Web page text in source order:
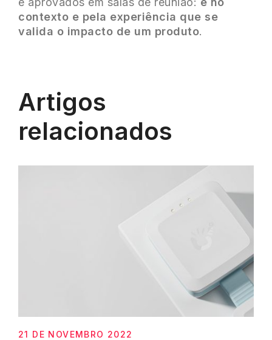
contexto e pela experiência que se
valida o impacto de um produto.
Artigos
relacionados
21 DE NOVEMBRO 2022